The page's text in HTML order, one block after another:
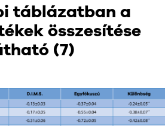
táblázatban a
összesítése
(7)